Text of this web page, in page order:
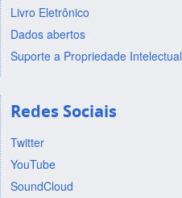
Livro Eletrônico
Dados abertos
Suporte a Propriedade Intelectual
Redes Sociais
Twitter
YouTube
SoundCloud